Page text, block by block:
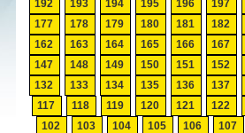
197
196
195
194
193
192
182
181
180
179
178
177
167
166
165
164
163
162
152
151
150
149
148
147
137
136
135
134
133
132
122
121
120
119
118
117
107
106
105
104
103
102